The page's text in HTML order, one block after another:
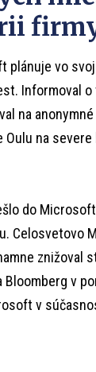
vo
Informoval
na
na
do
znižoval
v
v